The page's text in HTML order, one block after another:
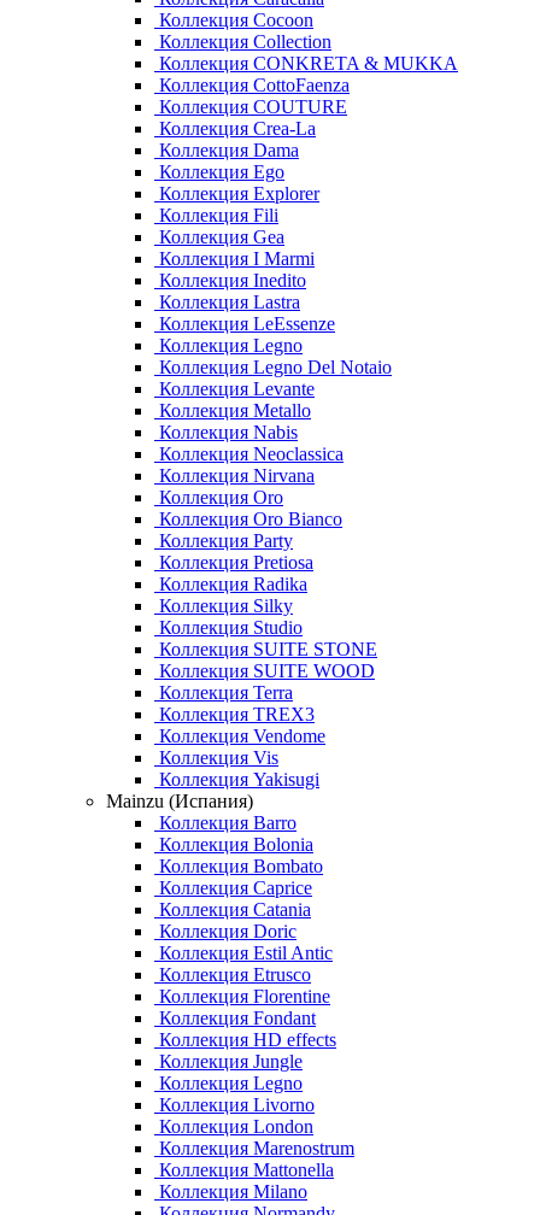
Коллекция Cocoon
Коллекция Collection
Коллекция CONKRETA & MUKKA
Коллекция CottoFaenza
Коллекция COUTURE
Коллекция Crea-La
Коллекция Dama
Коллекция Ego
Коллекция Explorer
Коллекция Fili
Коллекция Gea
Коллекция I Marmi
Коллекция Inedito
Коллекция Lastra
Коллекция LeEssenze
Коллекция Legno
Коллекция Legno Del Notaio
Коллекция Levante
Коллекция Metallo
Коллекция Nabis
Коллекция Neoclassica
Коллекция Nirvana
Коллекция Oro
Коллекция Oro Bianco
Коллекция Party
Коллекция Pretiosa
Коллекция Radika
Коллекция Silky
Коллекция Studio
Коллекция SUITE STONE
Коллекция SUITE WOOD
Коллекция Terra
Коллекция TREX3
Коллекция Vendome
Коллекция Vis
Коллекция Yakisugi
Mainzu (Испания)
Коллекция Barro
Коллекция Bolonia
Коллекция Bombato
Коллекция Caprice
Коллекция Catania
Коллекция Doric
Коллекция Estil Antic
Коллекция Etrusco
Коллекция Florentine
Коллекция Fondant
Коллекция HD effects
Коллекция Jungle
Коллекция Legno
Коллекция Livorno
Коллекция London
Коллекция Marenostrum
Коллекция Mattonella
Коллекция Milano